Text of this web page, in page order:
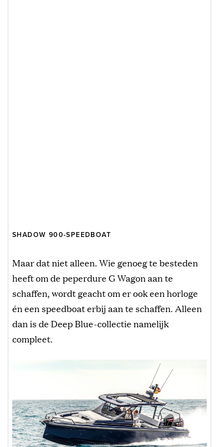
SHADOW 900-SPEEDBOAT
Maar dat niet alleen. Wie genoeg te besteden
heeft om de peperdure G Wagon aan te
schaffen, wordt geacht om er ook een horloge
én een speedboat erbij aan te schaffen. Alleen
dan is de Deep Blue-collectie namelijk
compleet.